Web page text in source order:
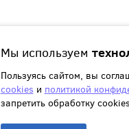
Мы используем
Пользуясь сайтом, вы
cookies и политикой
запретить обработку